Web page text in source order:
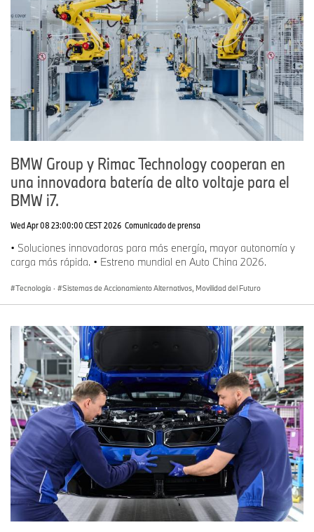
BMW Group y Rimac Technology cooperan en
una innovadora batería de alto voltaje para el
BMW i7.
Wed Apr 08 23:00:00 CEST 2026 Comunicado de prensa
• Soluciones innovadoras para más energía, mayor autonomía y
carga más rápida. • Estreno mundial en Auto China 2026.
Tecnología · Sistemas de Accionamiento Alternativos, Movilidad del Futuro